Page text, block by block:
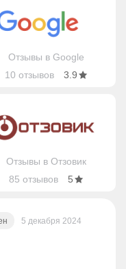
Отзывы в Google
10 отзывов
3.9
Отзывы в Отзовик
85 отзывов
5
5 декабря 2024